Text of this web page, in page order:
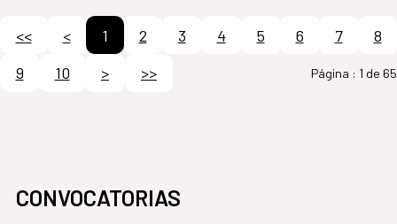
<< < 1 2 3 4 5 6 7
8
9
10 > >> Página : 1 de 65
CONVOCATORIAS